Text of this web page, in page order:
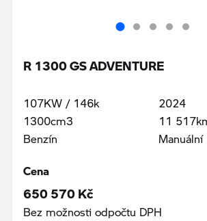
R 1300 GS ADVENTURE
107KW / 146k
1300cm3
Benzín
2024
11
Manuální
Cena
650 570 Kč
Bez možnosti odpočtu DPH